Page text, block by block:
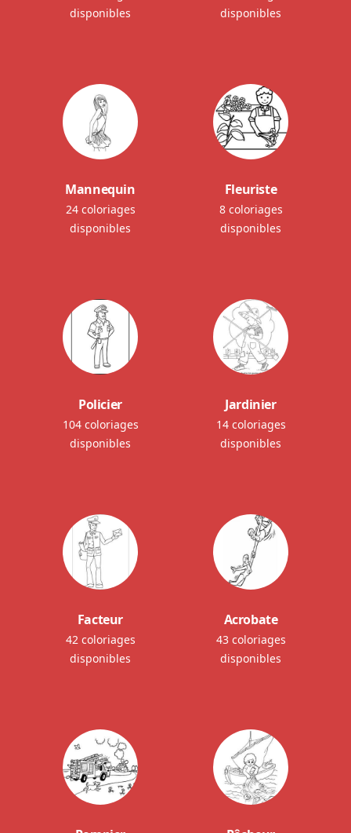
disponibles
disponibles
Mannequin
24 coloriages
disponibles
Fleuriste
8 coloriages
disponibles
Policier
104 coloriages
disponibles
Jardinier
14 coloriages
disponibles
Facteur
42 coloriages
disponibles
Acrobate
43 coloriages
disponibles